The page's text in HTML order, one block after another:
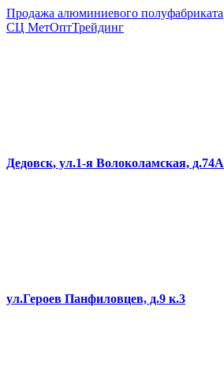
Продажа алюминиевого полуфабриката
СЦ МетОптТрейдинг
Дедовск, ул.1-я Волоколамская, д.74А
ул.Героев Панфиловцев, д.9 к.3